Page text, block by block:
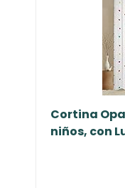
Cortina
niños, con